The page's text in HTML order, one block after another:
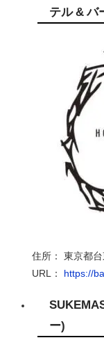
テル & バ
住所： 東京都
URL
： https://
ー)